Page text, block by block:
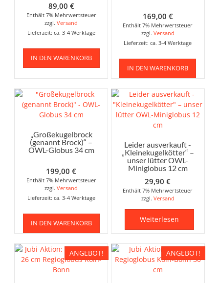
89,00 €
Enthält 7% Mehrwertsteuer
zzgl.Versand
Lieferzeit: ca. 3-4 Werktage
IN DEN WARENKORB
169,00 €
Enthält 7% Mehrwertsteuer
zzgl. Versand
Lieferzeit: ca. 3-4 Werktage
IN DEN WARENKORB
„Großekugelbrock
(genannt Brock)“ –
OWL-Globus 34 cm
199,00€
Enthält 7% Mehrwertsteuer
zzgl.Versand
Lieferzeit: ca. 3-4 Werktage
IN DEN WARENKORB
Leider ausverkauft -
„Kleinekugelkötter“ –
unser lütter OWL-
Miniglobus 12 cm
29,90€
Enthält 7% Mehrwertsteuer
zzgl. Versand
Weiterlesen
ANGEBOT! ANGEBOT!